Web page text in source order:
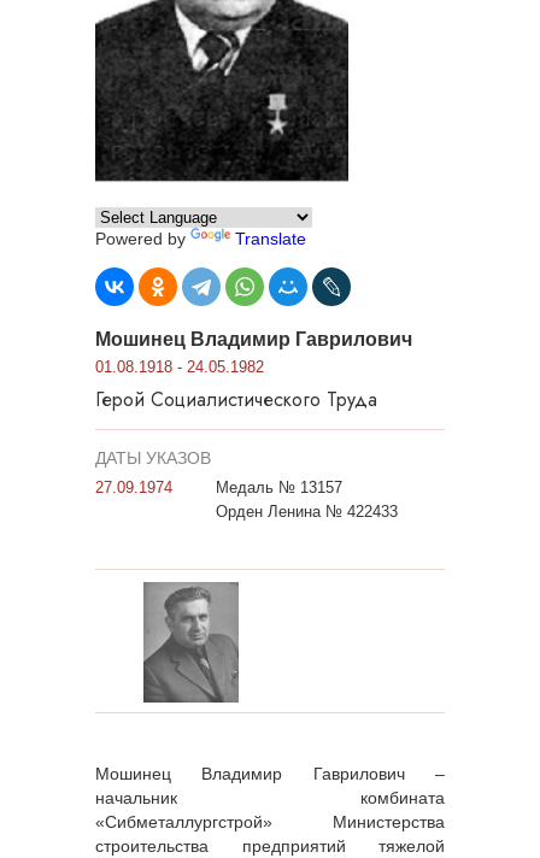
Powered by Translate
Мошинец Владимир Гаврилович
01.08.1918 - 24.05.1982
Герой Социалистического Труда
ДАТЫ УКАЗОВ
27.09.1974
Медаль № 13157
Орден Ленина № 422433
Мошинец Владимир Гаврилович –
начальник комбината
«Сибметаллургстрой» Министерства
строительства предприятий тяжелой